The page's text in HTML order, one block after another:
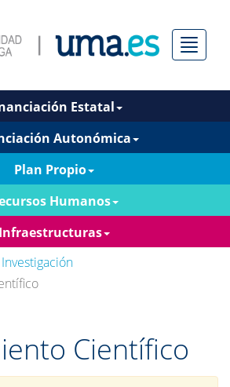
Menú
Estatal
Autonómica
Plan Propio
Humanos
Infraestructuras
Científico